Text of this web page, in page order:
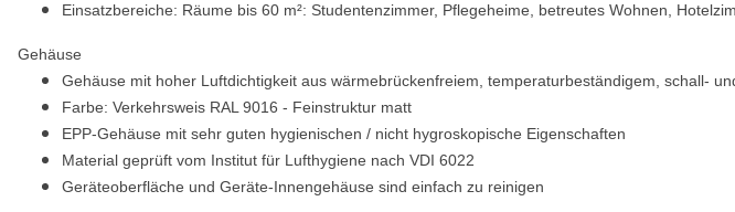
Einsatzbereiche: Räume bis 60 m²: Studentenzimmer, Pflegeheime, betreutes Wohnen,
Gehäuse
Gehäuse mit hoher Luftdichtigkeit aus wärmebrückenfreiem, temperaturbeständigem, schall-
Farbe: Verkehrsweis RAL 9016 - Feinstruktur matt
EPP-Gehäuse mit sehr guten hygienischen / nicht hygroskopische Eigenschaften
Material geprüft vom Institut für Lufthygiene nach VDI 6022
Geräteoberfläche und Geräte-Innengehäuse sind einfach zu reinigen